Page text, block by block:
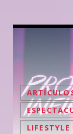
LIFESTYLE